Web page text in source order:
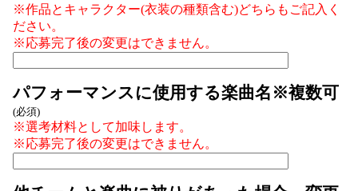
※作品とキャラクター(衣装の種類含む)どちらもご記入く
ださい。
※応募完了後の変更はできません。
パフォーマンスに使用する楽曲名※複数可
(必須)
※選考材料として加味します。
※応募完了後の変更はできません。